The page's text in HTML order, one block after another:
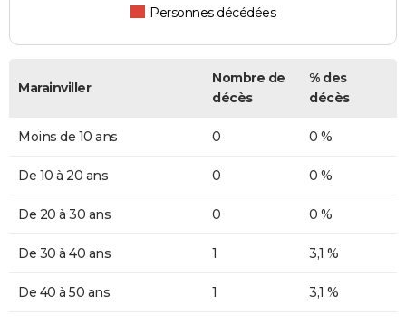
Personnes décédées
Marainviller
Nombre de
décès
% des
décès
Moins de 10 ans 0 0 %
De 10 à 20 ans 0 0 %
De 20 à 30 ans 0 0 %
De 30 à 40 ans 1 3,1 %
De 40 à 50 ans 1 3,1 %